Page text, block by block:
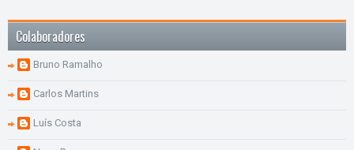
Colaboradores
Bruno Ramalho
Carlos Martins
Luís Costa